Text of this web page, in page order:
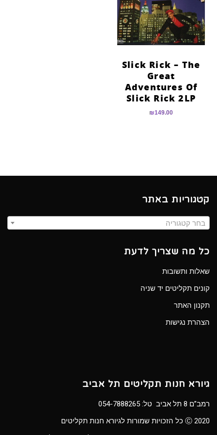
הוסף קו תחתון לקישורים
font_download סמן קישורים
לאפס
כל
cached
Slick Rick – The
Great
Adventures Of
Slick Rick 2LP
₪149.00
קטגוריות באתר
בחר קטגוריה
כל מה שצריך לדעת
שאלות ותשובות
קונים תקליטים יד שניה
תקנון האתר
הצהרת נגישות
גיורא חנות תקליטים תל אביב
רמב”ם 8 תל אביב טל:
054-7888265
Ⓒ 2020 כל הזכויות שמורות לגיורא חנות תקליטים